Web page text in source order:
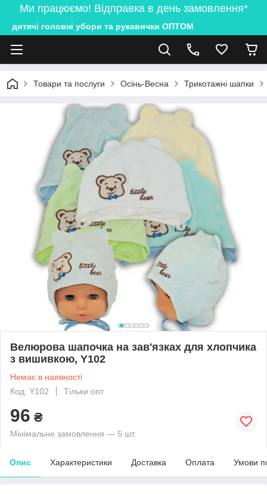
Ми працюємо! Відправка в день замовлення*
дитячі головні убори та рукавички ОПТОМ
Товари та послуги Осінь-Весна Трикотажні шапки
Велюрова шапочка на зав'язках для хлопчика
з вишивкою, Y102
Немає в наявності
Код: Y102
Тільки опт
96 ₴
Мінімальне замовлення — 5 шт.
Опис Характеристики Доставка Оплата Умови